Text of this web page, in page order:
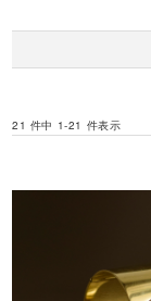
21 件中 1-21 件表示